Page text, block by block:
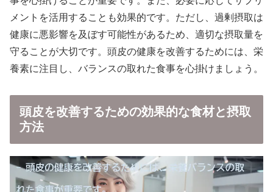
メントを活用することも効果的です。ただし、過剰摂取は
健康に悪影響を及ぼす可能性があるため、適切な摂取量を
守ることが大切です。頭皮の健康を改善するためには、栄
養素に注目し、バランスの取れた食事を心掛けましょう。
頭皮を改善するための効果的な食材と摂取
方法